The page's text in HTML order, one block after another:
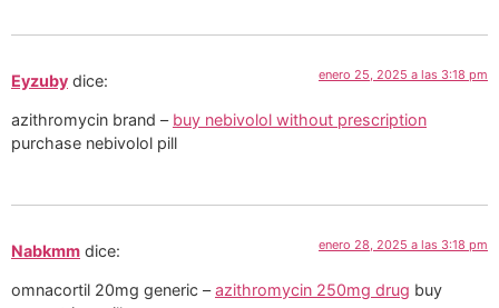
Eyzuby dice: enero 25, 2025 a las 3:18 pm
azithromycin brand – buy nebivolol without prescription
purchase nebivolol pill
Nabkmm dice: enero 28, 2025 a las 3:18 pm
omnacortil 20mg generic –azithromycin 250mg drug buy